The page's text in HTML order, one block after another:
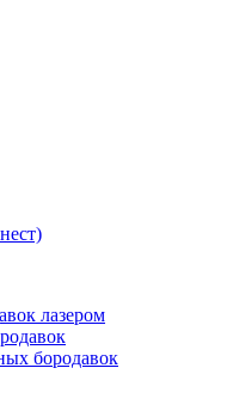
лазером
бородавок